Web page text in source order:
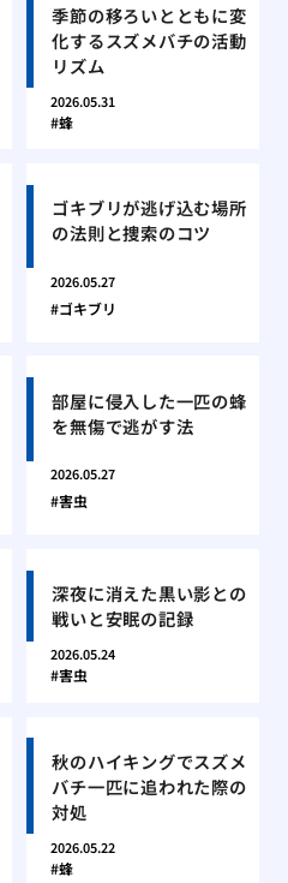
季節の移ろいとともに変
化するスズメバチの活動
リズム
2026.05.31
蜂
ゴキブリが逃げ込む場所
の法則と捜索のコツ
2026.05.27
ゴキブリ
部屋に侵入した一匹の蜂
を無傷で逃がす法
2026.05.27
害虫
深夜に消えた黒い影との
戦いと安眠の記録
2026.05.24
害虫
秋のハイキングでスズメ
バチ一匹に追われた際の
対処
2026.05.22
蜂